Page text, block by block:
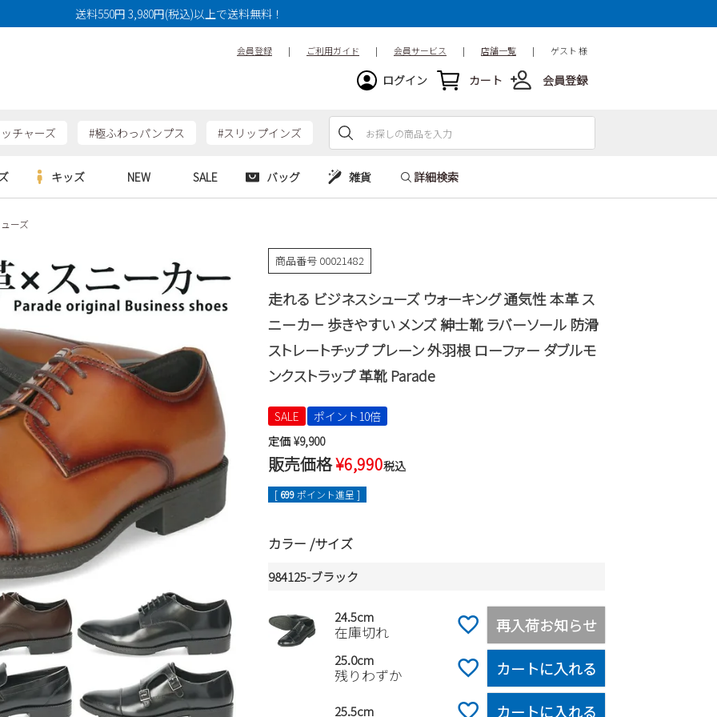
送料550円 3,980円(税込)以上で送料無料！
会員登録 | ご利用ガイド | 会員サービス | 店舗一覧 | ゲスト 様
ログイン カート 会員登録
チャーズ #極ふわっパンプス #スリップインズ
ューズ
SKECHERS
moz
new balance
ワークシューズ
ブーツ
ウェア
GAP
EDWIN
キッズ NEW SALE バッグ
ーバッグ
雑貨 詳細検索
ーズ
商品番号 00021482
走れる ビジネスシューズ ウォーキング 通気性 本革 ス
ニーカー 歩きやすい メンズ 紳士靴 ラバーソール 防滑
ストレートチップ プレーン 外羽根 ローファー ダブルモ
ンクストラップ 革靴 Parade
SALE
ポイント10倍
定価 ¥9,900
販売価格¥6,990税込
[ 699ポイント進呈 ]
カラー サイズ
984125-ブラック
24.5cm
在庫切れ 再入荷お知らせ
25.0cm
残りわずか カートに入れる
25.5cm カートに入れる